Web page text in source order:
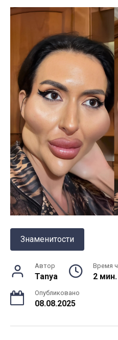
Знаменитости
Автор
Tanya
Время
2 мин.
Опубликовано
08.08.2025